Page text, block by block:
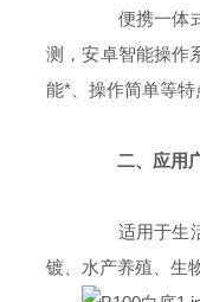
便携一体式
测，安卓智能操作
能*、操作简单等特
二、应用
适用于生活
镀、水产养殖、生